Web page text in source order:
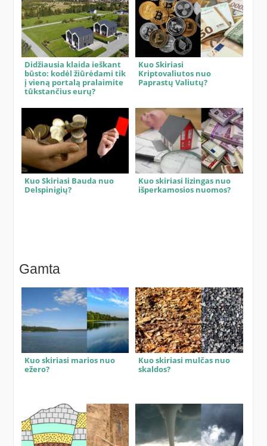
Didžiausia klaida ieškant
būsto: kodėl žiūrėdami tik
į vieną portalą pralaimite
tūkstančius eurų?
Kuo Skiriasi
Kriptovaliutos nuo
Paprastų Valiutų?
Kuo Skiriasi Bauda nuo
Delspinigių?
Kuo skiriasi lizingas nuo
išperkamosios nuomos?
Gamta
Kuo skiriasi marios nuo
ežero?
Kuo skiriasi mulčas nuo
skaldos?